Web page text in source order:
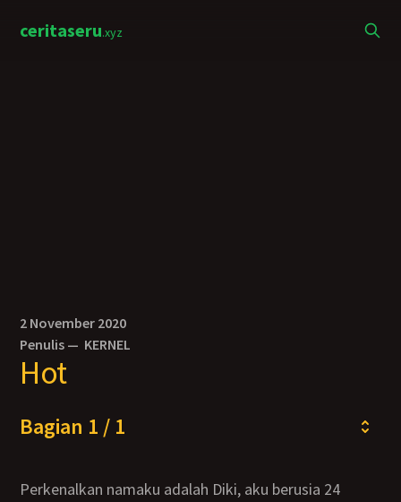
ceritaseru.xyz
2 November 2020
Penulis — KERNEL
Hot
Bagian 1 / 1
Perkenalkan namaku adalah Diki, aku berusia 24